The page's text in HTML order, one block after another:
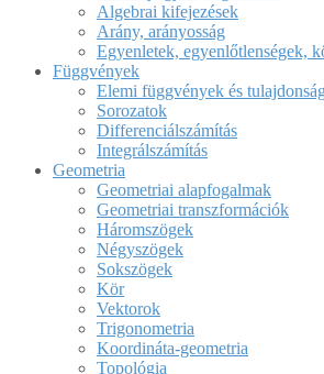
Algebrai kifejezések
Arány, arányosság
Egyenletek, egyenlőtlenségek,
Függvények
Elemi függvények és
Sorozatok
Differenciálszámítás
Integrálszámítás
Geometria
Geometriai alapfogalmak
Geometriai transzformációk
Háromszögek
Négyszögek
Sokszögek
Kör
Vektorok
Trigonometria
Koordináta-geometria
Topológia